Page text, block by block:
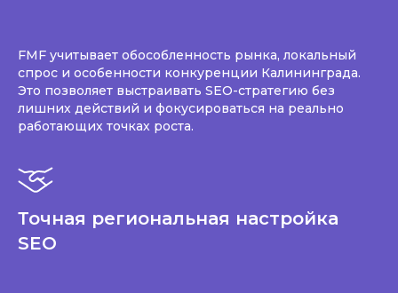
FMF учитывает обособленность рынка, локальный
спрос и особенности конкуренции Калининграда.
Это позволяет выстраивать SEO-стратегию без
лишних действий и фокусироваться на реально
работающих точках роста.
Точная региональная настройка
SEO